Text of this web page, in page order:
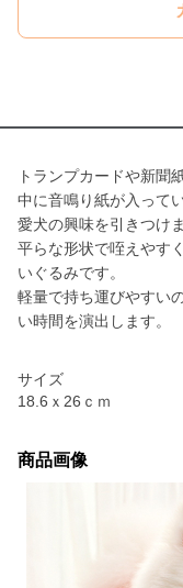
トランプカードや新聞
中に音鳴り紙が入って
愛犬の興味を引きつけま
平らな形状で咥えやす
いぐるみです。
軽量で持ち運びやすい
い時間を演出します。
サイズ
18.6ｘ26ｃｍ
商品画像